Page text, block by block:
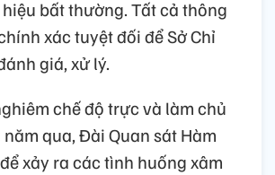
bất thường. Tất cả thông
xác tuyệt đối để Sở Chỉ
giá, xử lý.
chế độ trực và làm chủ
qua, Đài Quan sát Hàm
xảy ra các tình huống xâm